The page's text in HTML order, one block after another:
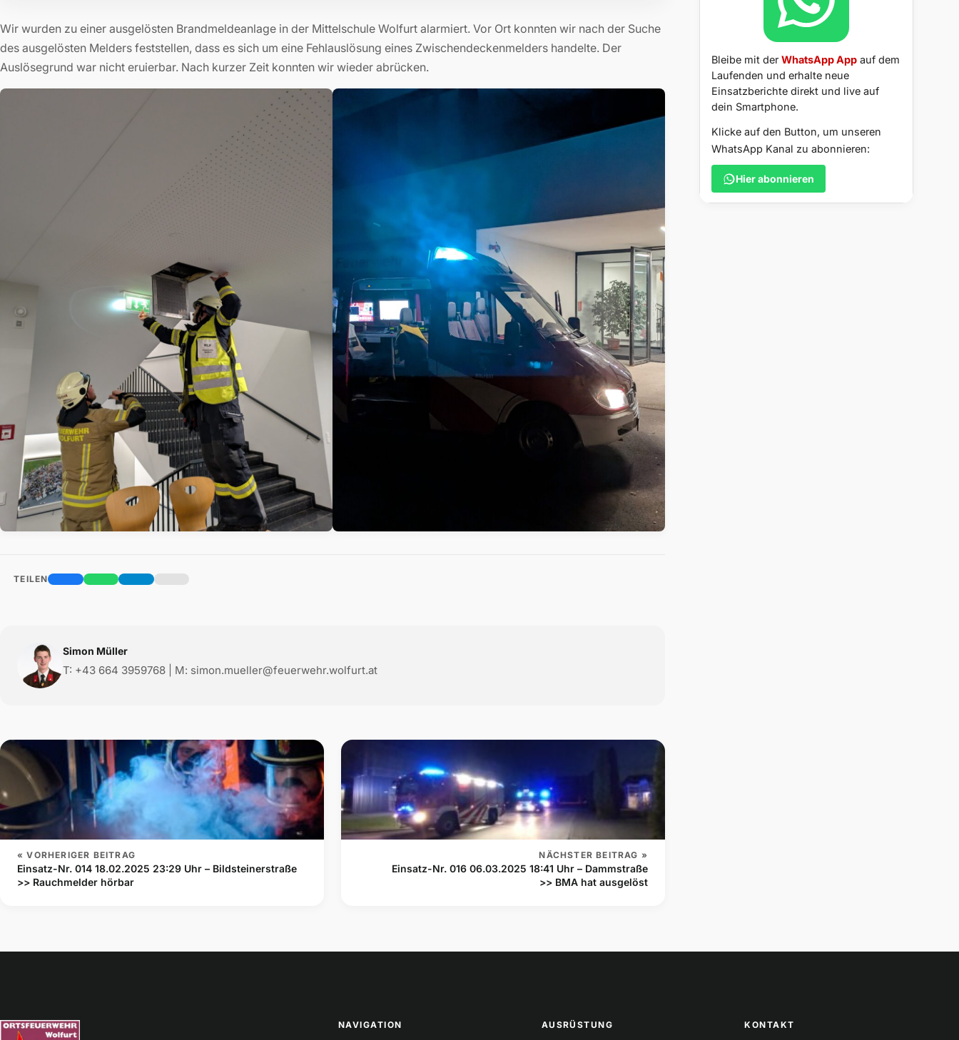
Wir wurden zu einer ausgelösten Brandmeldeanlage in der Mittelschule Wolfurt alarmiert. Vor Ort konnten wir nach der Suche
des ausgelösten Melders feststellen, dass es sich um eine Fehlauslösung eines Zwischendeckenmelders handelte. Der
Auslösegrund war nicht eruierbar. Nach kurzer Zeit konnten wir wieder abrücken.
TEILEN
Simon Müller
T: +43 664 3959768 | M: simon.mueller@feuerwehr.wolfurt.at
« VORHERIGER BEITRAG
Einsatz-Nr. 014 18.02.2025 23:29 Uhr – Bildsteinerstraße
>> Rauchmelder hörbar
NÄCHSTER BEITRAG »
Einsatz-Nr. 016 06.03.2025 18:41 Uhr – Dammstraße
>> BMA hat ausgelöst
Bleibe mit derWhatsApp App auf dem
Laufenden und erhalte neue
Einsatzberichte direkt und live auf
dein Smartphone.
Klicke auf den Button, um unseren
WhatsApp Kanal zu abonnieren:
Hier abonnieren
NAVIGATION AUSRÜSTUNG KONTAKT